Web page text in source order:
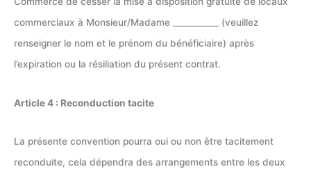
commerciaux à Monsieur/Madame ___________ (veuillez
renseigner le nom et le prénom du bénéficiaire) après
l’expiration ou la résiliation du présent contrat.
Article 4 : Reconduction tacite
La présente convention pourra oui ou non être tacitement
reconduite, cela dépendra des arrangements entre les deux